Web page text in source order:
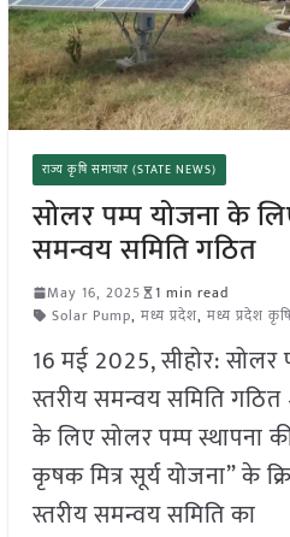
राज्य कृषि समाचार (STATE NEWS)
सोलर पम्प योजना के
समन्वय समिति गठित
May 16, 2025
1 min read
Solar Pump, मध्य प्रदेश, मध्य प्रदेश
16 मई 2025, सीहोर: सोलर
स्तरीय समन्वय समिति
के लिए सोलर पम्प स्थापना की
कृषक मित्र सूर्य योजना” के
स्तरीय समन्वय समिति का